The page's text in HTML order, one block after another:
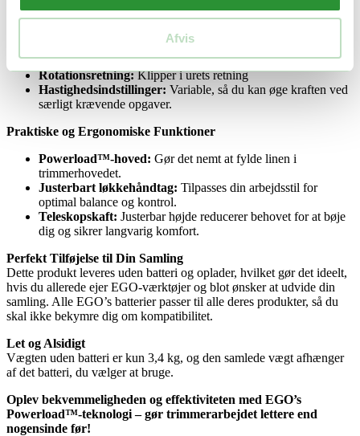
Afvis
Specifikationer for ST1400E-ST
Snitdiameter:2,4 mm
Rotationsretning:Klipper i urets retning
Hastighedsindstillinger: Variable, så du kan øge kraften ved
særligt krævende opgaver.
Praktiske og Ergonomiske Funktioner
Powerload™-hoved: Gør det nemt at fylde linen i
trimmerhovedet.
Justerbart løkkehåndtag: Tilpasses din arbejdsstil for
optimal balance og kontrol.
Teleskopskaft: Justerbar højde reducerer behovet for at bøje
dig og sikrer langvarig komfort.
Perfekt Tilføjelse til Din Samling
Dette produkt leveres uden batteri og oplader, hvilket gør det ideelt,
hvis du allerede ejer EGO-værktøjer og blot ønsker at udvide din
samling. Alle EGO’s batterier passer til alle deres produkter, så du
skal ikke bekymre dig om kompatibilitet.
Let og Alsidigt
Vægten uden batteri er kun 3,4 kg, og den samlede vægt afhænger
af det batteri, du vælger at bruge.
Oplev bekvemmeligheden og effektiviteten med EGO’s
Powerload™-teknologi – gør trimmerarbejdet lettere end
nogensinde før!